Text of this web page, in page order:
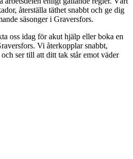
återställa täthet snabbt och ge dig
säsonger i Graversfors.
oss idag för akut hjälp eller boka en
Vi återkopplar snabbt,
ser till att ditt tak står emot väder